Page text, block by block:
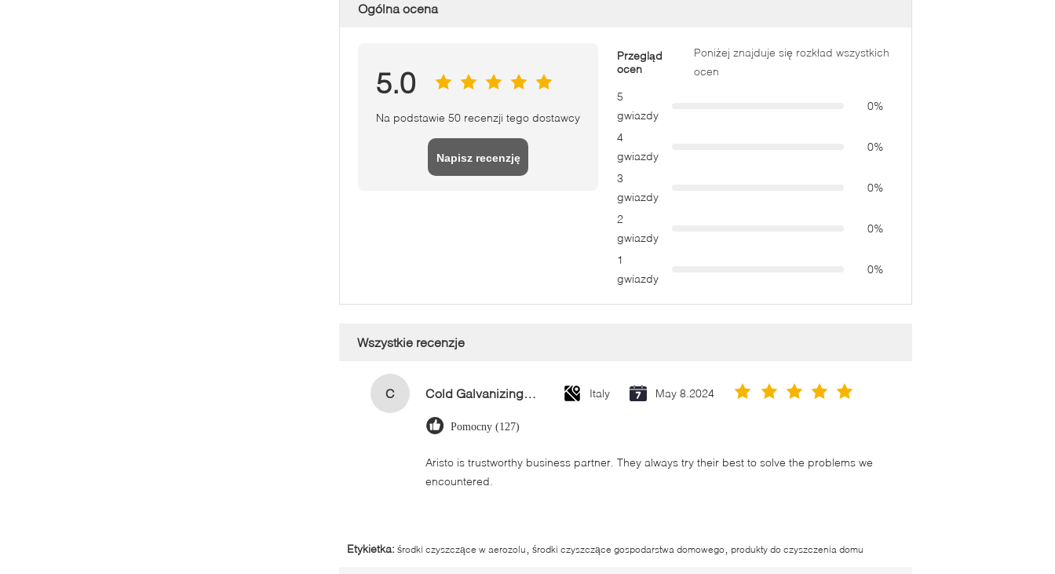
Ogólna ocena
5.0
Na podstawie 50 recenzji tego dostawcy
Napisz recenzję
Przegląd
ocen
Poniżej znajduje się rozkład wszystkich
ocen
5
gwiazdy
0%
4
gwiazdy
0%
3
gwiazdy
0%
2
gwiazdy
0%
1
gwiazdy
0%
Wszystkie recenzje
C Cold Galvanizing Zinc Spray Paint 400ml Italy May 8.2024
Pomocny (127)
Aristo is trustworthy business partner. They always try their best to solve the problems we
encountered.
Etykietka: środki czyszczące w aerozolu środki czyszczące gospodarstwa domowego produkty do czyszczenia domu